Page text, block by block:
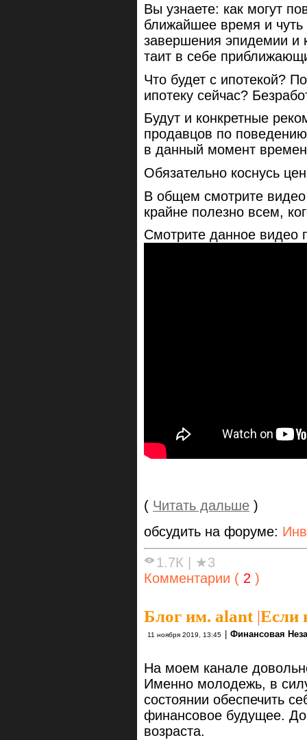
Вы узнаете: как могут
ближайшее время и
завершения эпидемии и
таит в себе
Что будет с ипотекой?
ипотеку сейчас?
Будут и конкретные
продавцов по
в данный момент
Обязательно коснусь
В общем смотрите
крайне полезно всем,
Смотрите данное видео
( Читать дальше )
обсудить на форуме:
1.7К
★3
Комментарии ( 2 )
Блог им. alant|Если
11 ноября 2019, 13:45 Финансовая
На моем канале
Именно молодежь, в
состоянии обеспечить
финансовое будущее.
возраста.